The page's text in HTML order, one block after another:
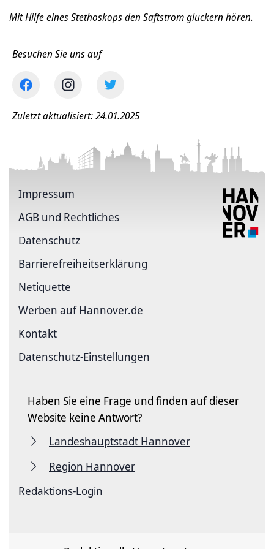
Mit Hilfe eines Stethoskops den Saftstrom gluckern hören.
Besuchen Sie uns auf
Zuletzt aktualisiert: 24.01.2025
Impressum
AGB und Rechtliches
Datenschutz
Barriere­freiheits­erklärung
Netiquette
Werben auf Hannover.de
Kontakt
Datenschutz-Einstellungen
Haben Sie eine Frage und finden auf dieser
Website keine Antwort?
Landeshauptstadt Hannover
Region Hannover
Redaktions-Login